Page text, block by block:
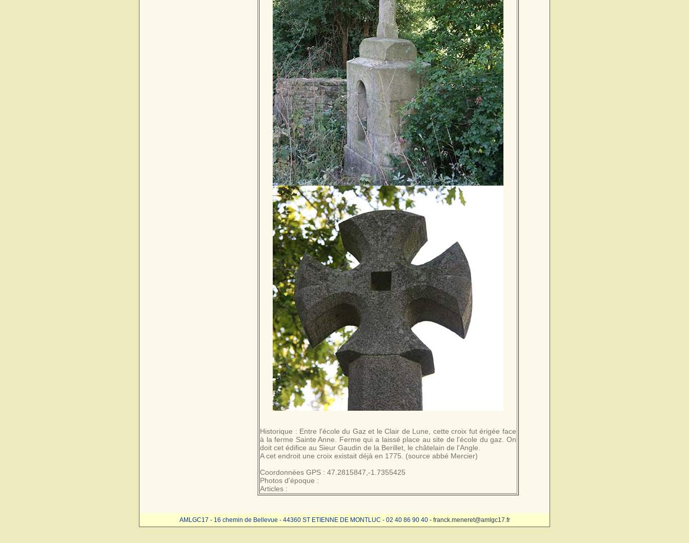
Historique : Entre l'école du Gaz et le Clair de Lune, cette croix fut érigée face
à la ferme Sainte Anne. Ferme qui a laissé place au site de l'école du gaz. On
doit cet édifice au Sieur Gaudin de la Berillet, le châtelain de l'Angle.
A cet endroit une croix existait déjà en 1775. (source abbé Mercier)
Coordonnées GPS : 47.2815847,-1.7355425
Photos d'époque :
Articles :
AMLGC17 - 16 chemin de Bellevue - 44360 ST ETIENNE DE MONTLUC - 02 40 86 90 40 - franck.meneret@amlgc17.fr